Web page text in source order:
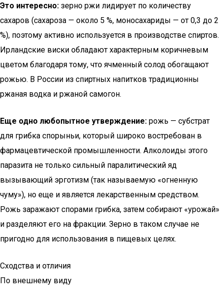
Это интересно: зерно ржи лидирует по количеству
сахаров (сахароза — около 5 %, моносахариды — от 0,3 до 2
%), поэтому активно используется в производстве спиртов.
Ирландские виски обладают характерным коричневым
цветом благодаря тому, что ячменный солод обогащают
рожью. В России из спиртных напитков традиционны
ржаная водка и ржаной самогон.
Еще одно любопытное утверждение: рожь — субстрат
для грибка спорыньи, который широко востребован в
фармацевтической промышленности. Алколоиды этого
паразита не только сильный паралитический яд
вызывающий эрготизм (так называемую «огненную
чуму»), но еще и является лекарственным средством.
Рожь заражают спорами грибка, затем собирают «урожай»
и разделяют его на фракции. Зерно в таком случае не
пригодно для использования в пищевых целях.
Сходства и отличия
По внешнему виду